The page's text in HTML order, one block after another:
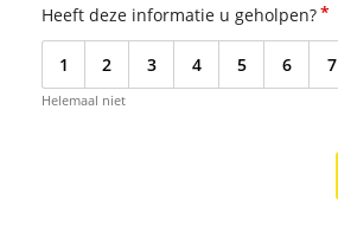
Heeft deze informatie u geholpen?*
1 2 3 4 5 6 7
Helemaal niet